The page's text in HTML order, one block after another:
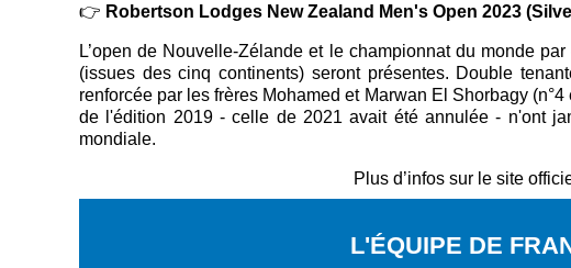
👉 Robertson Lodges New Zealand Men's Open 2023
L’open de Nouvelle-Zélande et le championnat du monde
(issues des cinq continents) seront présentes. Double
renforcée par les frères Mohamed et Marwan El Shorbagy
de l'édition 2019 - celle de 2021 avait été annulée - n'ont
mondiale.
Plus d’infos sur le site
L'ÉQUIPE DE